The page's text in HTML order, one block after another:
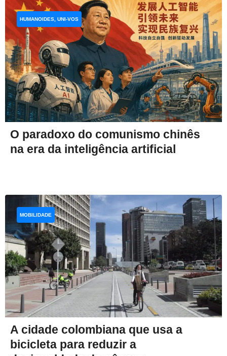
O paradoxo do comunismo chinês
na era da inteligência artificial
HUMANOIDES, UNI-VOS
A cidade colombiana que usa a
bicicleta para reduzir a
MOBILIDADE